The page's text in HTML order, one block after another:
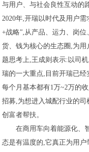
与用户、与社会良性互动的
2020年,开瑞以时代及用户
+战略”,从产品、运力、岗位
货、钱为核心的生态圈,为
题思考上,王成则表示:以司
瑞的一大重点,目前开瑞已
每个月基本都有1万~2万的
招募,为想进入城配行业的
创富者帮扶。
在商用车向着能源化、
态是有温度的,它真正为用